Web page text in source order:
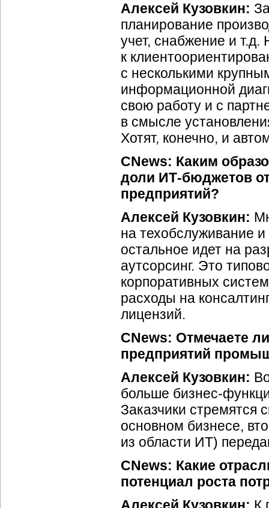
Алексей Кузовкин:
планирование
учет, снабжение и
к
с несколькими
информационной
свою работу и с
в смысле
Хотят, конечно, и
CNews: Каким
доли ИТ-бюджетов
предприятий?
Алексей Кузовкин:
на техобслуживание
остальное идет на
аутсорсинг. Это
корпоративных
расходы на
лицензий.
CNews: Отмечаете
предприятий
Алексей Кузовкин:
больше бизнес-
Заказчики стремятся
основном бизнесе,
из области ИТ)
CNews: Какие
потенциал роста